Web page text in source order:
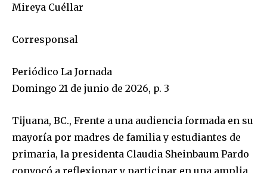
Mireya Cuéllar
Corresponsal
Periódico La Jornada
Domingo 21 de junio de 2026, p. 3
Tijuana, BC., Frente a una audiencia formada en su
mayoría por madres de familia y estudiantes de
primaria, la presidenta Claudia Sheinbaum Pardo
convocó a reflexionar y participar en una amplia